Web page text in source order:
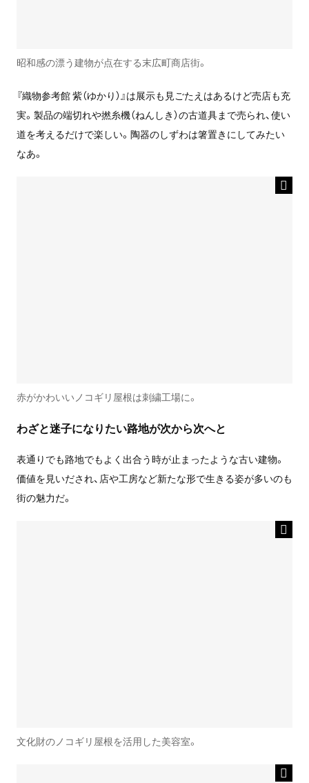
昭和感の漂う建物が点在する末広町商店街。
『織物参考館 紫（ゆかり）』は展示も見ごたえはあるけど売店も充
実。製品の端切れや撚糸機（ねんしき）の古道具まで売られ、使い
道を考えるだけで楽しい。陶器のしずわは箸置きにしてみたい
なあ。
赤がかわいいノコギリ屋根は刺繍工場に。
わざと迷子になりたい路地が次から次へと
表通りでも路地でもよく出合う時が止まったような古い建物。
価値を見いだされ、店や工房など新たな形で生きる姿が多いのも
街の魅力だ。
文化財のノコギリ屋根を活用した美容室。